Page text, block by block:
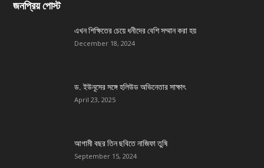
জনপ্রিয় পোস্ট
এখন শিক্ষিতের চেয়ে ধনীদের বেশি সম্মান করা হয়
December 18, 2024
ড. ইউনূসের সঙ্গে হলিউড অভিনেতার সাক্ষাৎ
April 23, 2025
আগামী বছর তিন ছবিতে নাজিফা তুষি
September 15, 2024